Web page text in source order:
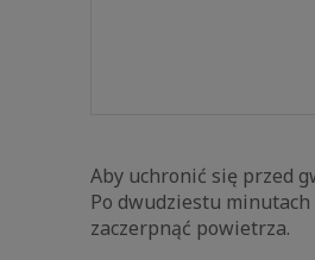
Aby uchronić się przed
Po dwudziestu minutach
zaczerpnąć powietrza.